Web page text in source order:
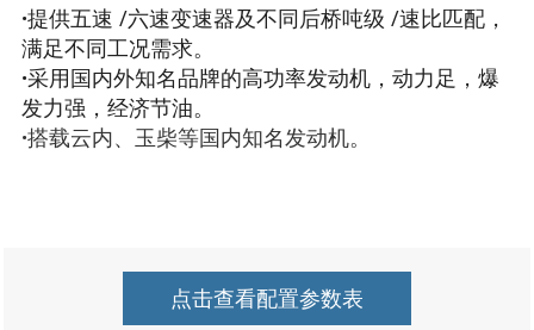
·提供五速 /六速变速器及不同后桥吨级 /速比匹配，
满足不同工况需求。
·采用国内外知名品牌的高功率发动机，动力足，爆
发力强，经济节油。
·搭载云内、玉柴等国内知名发动机。
点击查看配置参数表